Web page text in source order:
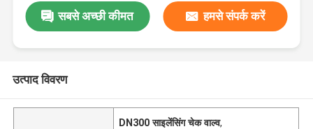
सबसे अच्छी कीमत हमसे संपर्क करें
उत्पाद विवरण
DN300 साइलेंसिंग चेक वाल्व,